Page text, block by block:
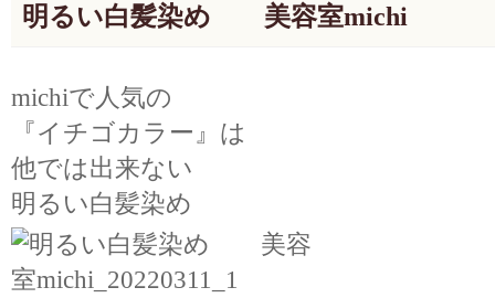
明るい白髪染め 美容室michi
michiで人気の
『イチゴカラー』は
他では出来ない
明るい白髪染め